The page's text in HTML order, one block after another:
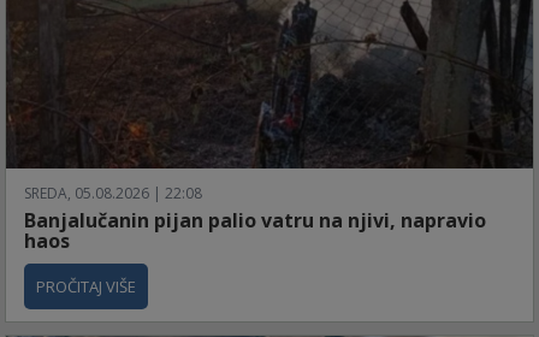
SREDA, 05.08.2026 | 22:08
Banjalučanin pijan palio vatru na njivi, napravio
haos
PROČITAJ VIŠE